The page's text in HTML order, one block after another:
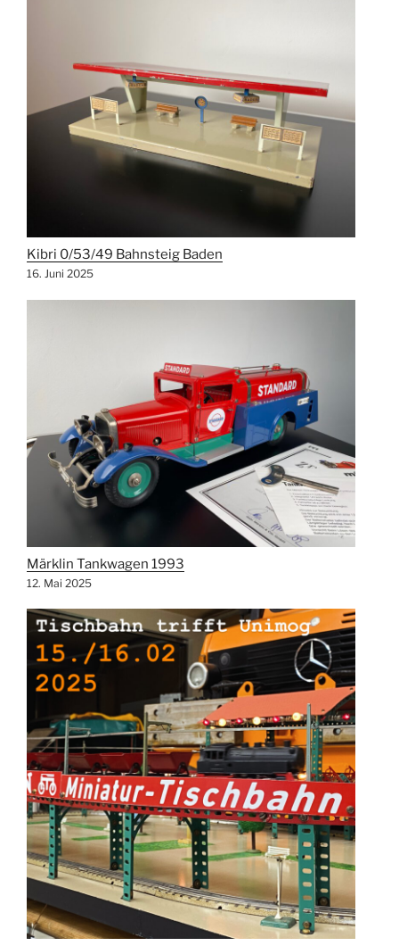
Kibri 0/53/49 Bahnsteig Baden
16. Juni 2025
Märklin Tankwagen 1993
12. Mai 2025